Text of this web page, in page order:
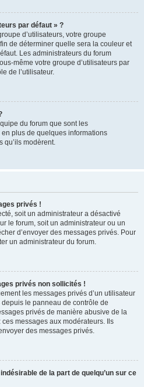
par défaut » ?
d’utilisateurs, votre groupe
de déterminer quelle sera la couleur et
Les administrateurs du forum
même votre groupe d’utilisateurs par
de l’utilisateur.
du forum que sont les
plus de quelques informations
qu’ils modèrent.
privés !
soit un administrateur a désactivé
le forum, soit un administrateur ou un
d’envoyer des messages privés. Pour
un administrateur du forum.
privés non sollicités !
les messages privés d’un utilisateur
le panneau de contrôle de
privés de manière abusive de la
messages aux modérateurs. Ils
des messages privés.
de la part de quelqu’un sur ce